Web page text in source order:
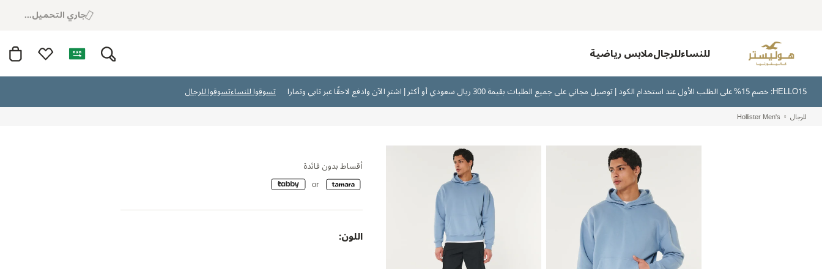
جاري التحميل...
للنساءللرجالملابس رياضية
HELLO15: خصم 15% على الطلب الأول عند استخدام الكود | توصيل مجاني على جميع الطلبات بقيمة 300 ريال سعودي أو أكثر | اشترِ الآن وادفع لاحقًا عبر تابي وتمارا تسوقوا للنساءتسوقوا للرجال
للرجال Hollister Men's
أقساط بدون فائدة
اللون: